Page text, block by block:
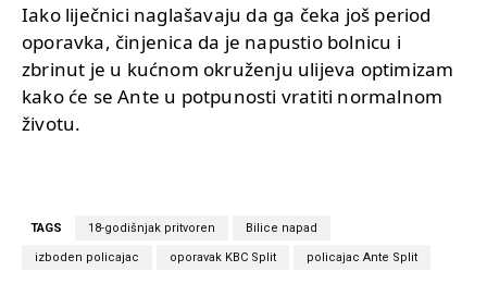
Iako liječnici naglašavaju da ga čeka još period
oporavka, činjenica da je napustio bolnicu i
zbrinut je u kućnom okruženju ulijeva optimizam
kako će se Ante u potpunosti vratiti normalnom
životu.
TAGS 18-godišnjak pritvoren Bilice napad
izboden policajac oporavak KBC Split policajac Ante Split